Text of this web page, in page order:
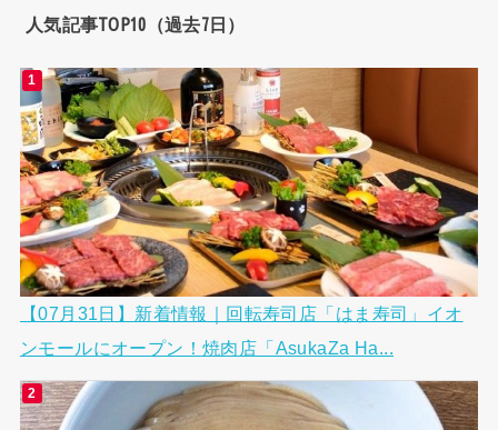
人気記事TOP10（過去7日）
【07月31日】新着情報｜回転寿司店「はま寿司」イオ
ンモールにオープン！焼肉店「AsukaZa Ha...